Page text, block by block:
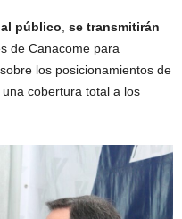
público, se transmitirán
de Canacome para
los posicionamientos de
cobertura total a los